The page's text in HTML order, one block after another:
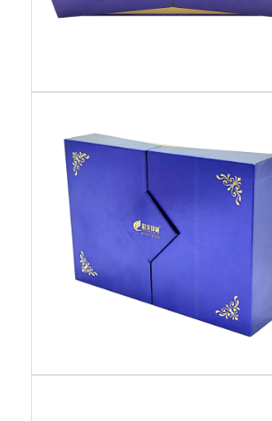
Rótulo adesivo
Saco de empacotamento da máscara
Impressão personalizada de brochuras
Pacote vermelho personalizado